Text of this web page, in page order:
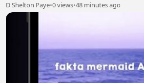
D Shelton Paye•0 views•48 minutes ago